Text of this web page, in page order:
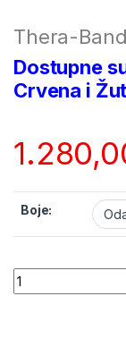
Thera-
Dostupne
Crvena i
Boje:
Quantity